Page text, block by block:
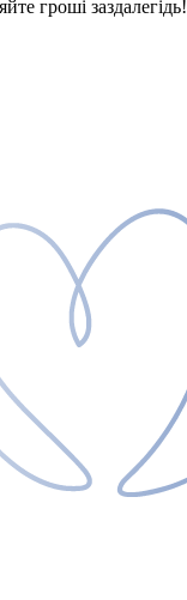
гроші заздалегідь!